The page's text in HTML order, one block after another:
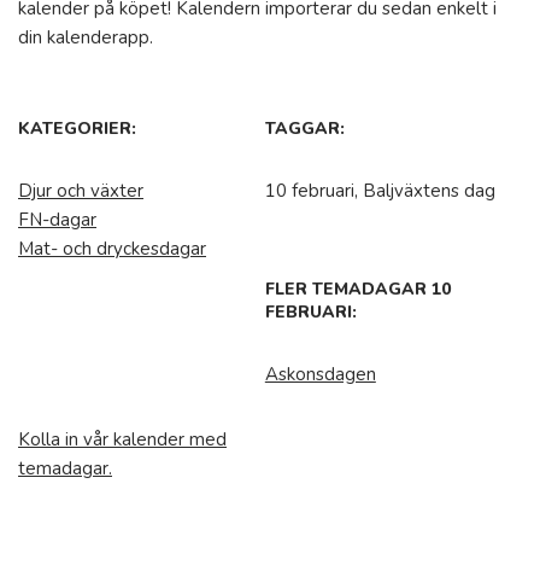
kalender på köpet! Kalendern importerar du sedan enkelt i
din kalenderapp.
KATEGORIER:
Djur och växter
FN-dagar
Mat- och dryckesdagar
TAGGAR:
10 februari, Baljväxtens dag
FLER TEMADAGAR 10
FEBRUARI:
Askonsdagen
Kolla in vår kalender med
temadagar.